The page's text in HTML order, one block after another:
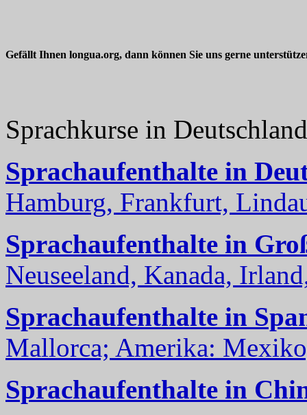
Gefällt Ihnen longua.org, dann können Sie uns gerne
Sprachkurse in
Sprachaufenthalte in
Hamburg, Frankfurt,
Sprachaufenthalte in
Neuseeland, Kanada,
Sprachaufenthalte in
Mallorca; Amerika:
Sprachaufenthalte in